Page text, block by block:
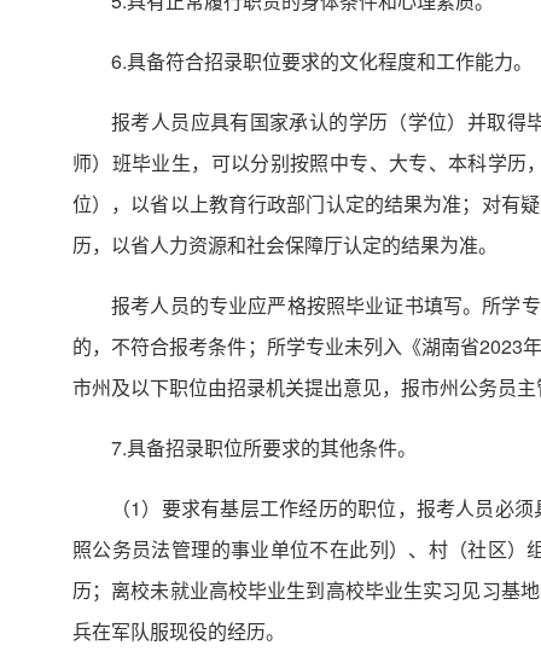
6.具备符合招录职位要求的文化程度和工作能力。
报考人员应具有国家承认的学历（学位）并取
师）班毕业生，可以分别按照中专、大专、本科学
位），以省以上教育行政部门认定的结果为准；对有
历，以省人力资源和社会保障厅认定的结果为准。
报考人员的专业应严格按照毕业证书填写。所学
的，不符合报考条件；所学专业未列入《湖南省2023
市州及以下职位由招录机关提出意见，报市州公务员
7.具备招录职位所要求的其他条件。
（1）要求有基层工作经历的职位，报考人员必
照公务员法管理的事业单位不在此列）、村（社区
历；离校未就业高校毕业生到高校毕业生实习见习基
兵在军队服现役的经历。